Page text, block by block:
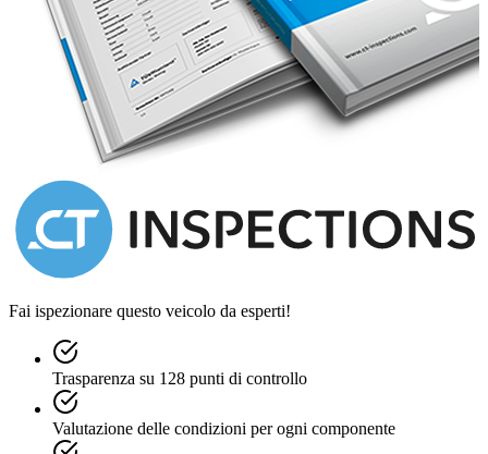
Fai ispezionare questo veicolo da esperti!
Trasparenza su 128 punti di controllo
Valutazione delle condizioni per ogni componente